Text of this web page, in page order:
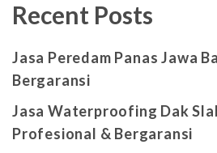
Recent Posts
Jasa Peredam Panas Jawa
Bergaransi
Jasa Waterproofing Dak
Profesional & Bergaransi